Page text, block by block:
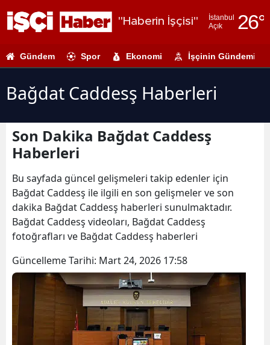
"Haberin İşçisi"
İstanbul
Açık
26°
Adıyaman
Antalya
Artvin
Bilecik
Gündem Spor Ekonomi İşçinin Gündemi
Bağdat Caddesş Haberleri
Son Dakika Bağdat Caddesş
Haberleri
Bu sayfada güncel gelişmeleri takip edenler için
Bağdat Caddesş ile ilgili en son gelişmeler ve son
dakika Bağdat Caddesş haberleri sunulmaktadır.
Bağdat Caddesş videoları, Bağdat Caddesş
fotoğrafları ve Bağdat Caddesş haberleri
Güncelleme Tarihi: Mart 24, 2026 17:58